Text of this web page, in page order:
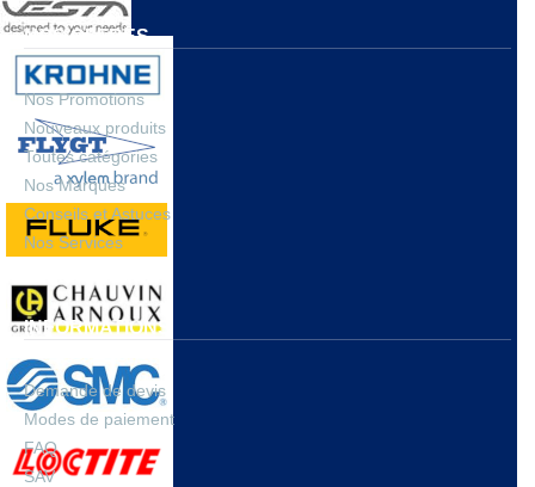
NOS OFFRES
Nos Promotions
Nouveaux produits
Toutes catégories
Nos Marques
Conseils et Astuces
Nos Services
INFORMATIONS
Demande de devis
Modes de paiement
FAQ
SAV